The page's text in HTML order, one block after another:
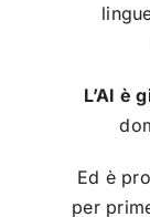
L’AI è
Ed è
per